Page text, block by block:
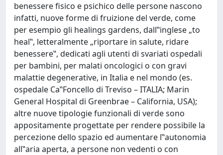
benessere fisico e psichico delle persone nascono
infatti, nuove forme di fruizione del verde, come
per esempio gli healings gardens, dall‟inglese „to
heal‟, letteralmente „riportare in salute, ridare
benessere‟, dedicati agli utenti di svariati ospedali
per bambini, per malati oncologici o con gravi
malattie degenerative, in Italia e nel mondo (es.
ospedale Ca‟Foncello di Treviso – ITALIA; Marin
General Hospital di Greenbrae – California, USA);
altre nuove tipologie funzionali di verde sono
appositamente progettate per rendere possibile la
percezione dello spazio ed aumentare l‟autonomia
all‟aria aperta, a persone non vedenti o con